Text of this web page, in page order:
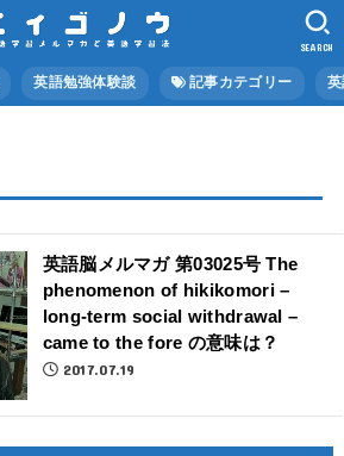
英語勉強体験談 記事カテゴリー
SEARCH
英語脳メルマガ 第03025号 The
phenomenon of hikikomori –
long-term social withdrawal –
came to the fore の意味は？
2017.07.19